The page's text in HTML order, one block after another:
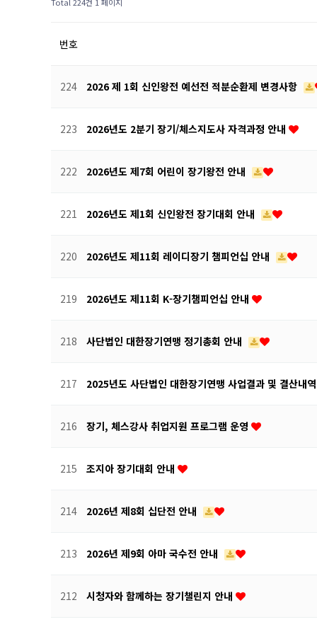
번호
224 2026 제 1회 신인왕전 예선전 적분순환제 변경사항
223 2026년도 2분기 장기/체스지도사 자격과정 안내
222 2026년도 제7회 어린이 장기왕전 안내
221 2026년도 제1회 신인왕전 장기대회 안내
220 2026년도 제11회 레이디장기 챔피언십 안내
219 2026년도 제11회 K-장기챔피언십 안내
218 사단법인 대한장기연맹 정기총회 안내
217 2025년도 사단법인 대한장기연맹 사업결과 및 결산내
216 장기, 체스강사 취업지원 프로그램 운영
215 조지아 장기대회 안내
214 2026년 제8회 십단전 안내
213 2026년 제9회 아마 국수전 안내
212 시청자와 함께하는 장기챌린지 안내